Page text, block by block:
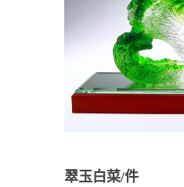
翠玉白菜/件